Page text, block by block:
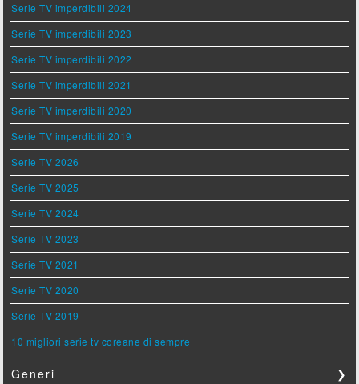
Serie TV imperdibili 2024
Serie TV imperdibili 2023
Serie TV imperdibili 2022
Serie TV imperdibili 2021
Serie TV imperdibili 2020
Serie TV imperdibili 2019
Serie TV 2026
Serie TV 2025
Serie TV 2024
Serie TV 2023
Serie TV 2021
Serie TV 2020
Serie TV 2019
10 migliori serie tv coreane di sempre
Generi ❯